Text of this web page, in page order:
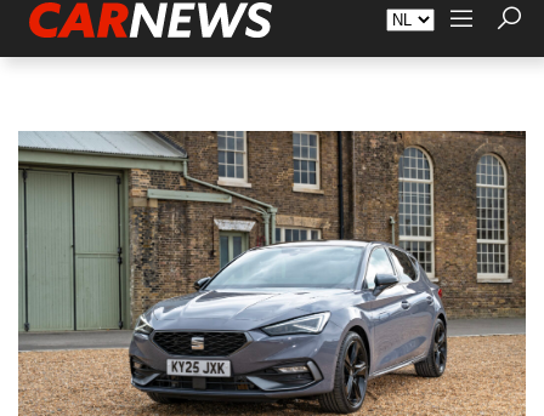
Adverteren Over Carnews.nl Contact